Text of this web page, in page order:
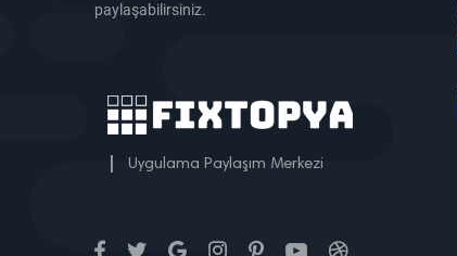
paylaşabilirsiniz.
Uygulama Paylaşım Merkezi